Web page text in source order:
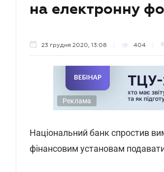
на електронну
23 грудня 2020, 13:08 404
Реклама
Національний банк спростив
фінансовим установам